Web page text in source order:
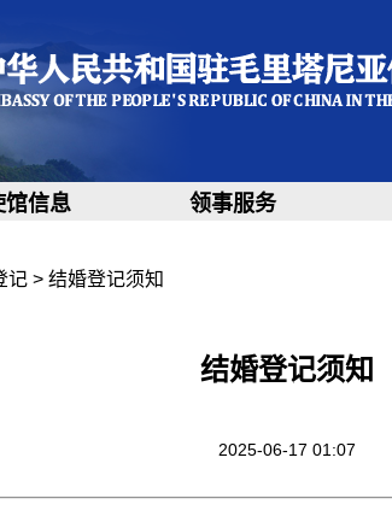
馆信息 领事服务
记> 结婚登记须知
结婚登记须知
2025-06-17 01:07